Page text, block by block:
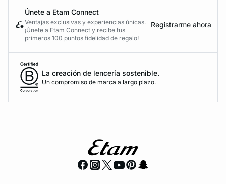
Únete a Etam Connect
Ventajas exclusivas y experiencias únicas.
¡Únete a Etam Connect y recibe tus
primeros 100 puntos fidelidad de regalo!
Registrarme ahora
La creación de lencería sostenible.
Un compromiso de marca a largo plazo.